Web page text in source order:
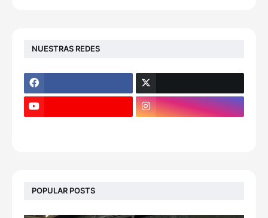
NUESTRAS REDES
POPULAR POSTS